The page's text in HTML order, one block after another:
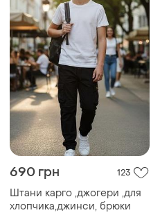
690 грн 123
Штани карго ,джогери ,для
хлопчика,джинси, брюки